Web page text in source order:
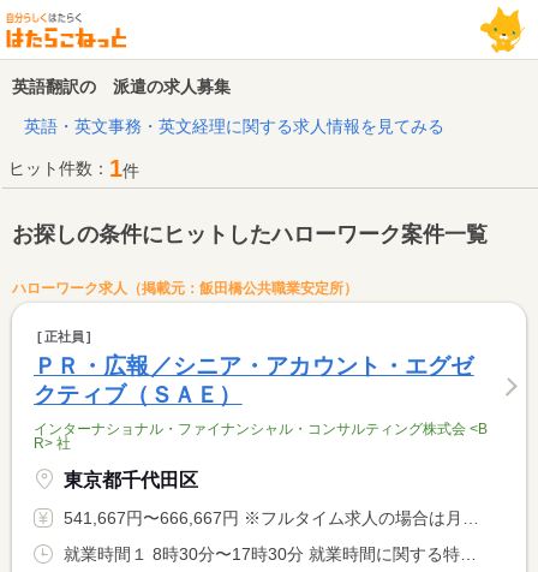
英語翻訳の 派遣の求人募集
英語・英文事務・英文経理に関する求人情報を見てみる
ヒット件数： 1件
お探しの条件にヒットしたハローワーク案件一覧
ハローワーク求人（掲載元：飯田橋公共職業安定所）
正社員
ＰＲ・広報／シニア・アカウント・エグゼ
クティブ（ＳＡＥ）
インターナショナル・ファイナンシャル・コンサルティング株式会 <B
R> 社
東京都千代田区
541,667円〜666,667円 ※フルタイム求人の場合は月額（換算額）、パート求人の場合は時間額を表示しています。